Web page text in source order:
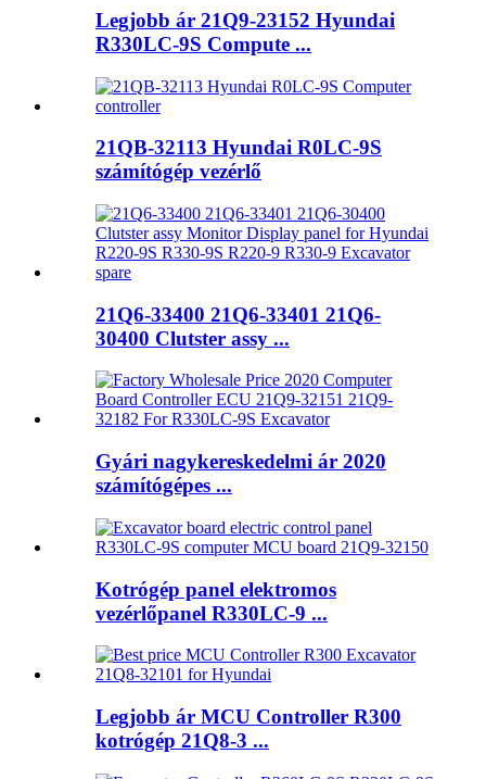
Legjobb ár 21Q9-23152 Hyundai
R330LC-9S Compute ...
21QB-32113 Hyundai R0LC-9S
számítógép vezérlő
21Q6-33400 21Q6-33401 21Q6-
30400 Clutster assy ...
Gyári nagykereskedelmi ár 2020
számítógépes ...
Kotrógép panel elektromos
vezérlőpanel R330LC-9 ...
Legjobb ár MCU Controller R300
kotrógép 21Q8-3 ...